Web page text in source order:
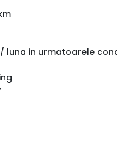
/ luna in urmatoarele